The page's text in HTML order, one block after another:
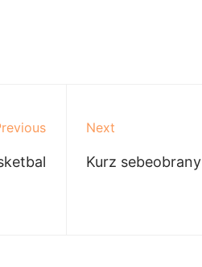
Next
Kurz sebeobrany